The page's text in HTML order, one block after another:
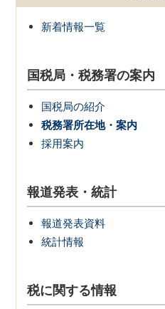
新着情報一覧
国税局・税務署の案内
国税局の紹介
税務署所在地・案内
採用案内
報道発表・統計
報道発表資料
統計情報
税に関する情報